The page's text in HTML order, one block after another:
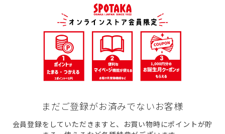
まだご登録がお済みでないお客様
会員登録をしていただきますと、お買い物時にポイントが貯